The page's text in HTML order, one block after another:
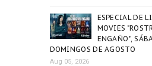
ESPECIAL DE
MOVIES
ENGAÑO",
DOMINGOS DE AGOSTO
Aug 05, 2026